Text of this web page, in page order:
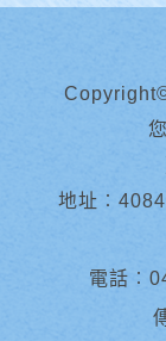
地址
電話︰